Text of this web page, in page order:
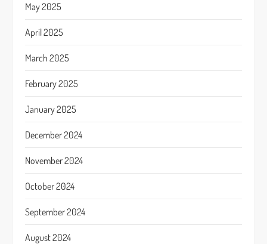
May 2025
April 2025
March 2025
February 2025
January 2025
December 2024
November 2024
October 2024
September 2024
August 2024